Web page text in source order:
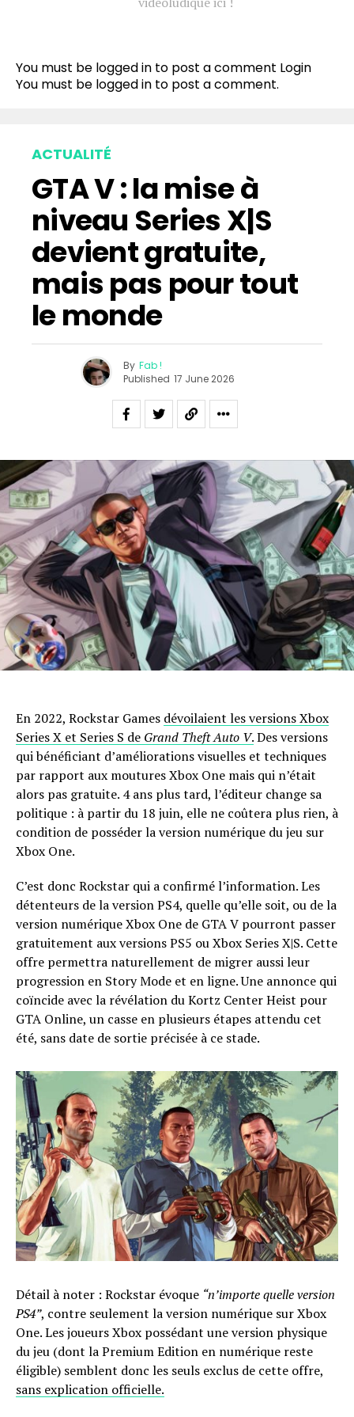
You must be logged in to post a comment Login
You must be logged in to post a comment.
ACTUALITÉ
GTA V : la mise à
niveau Series X|S
devient gratuite,
mais pas pour tout
le monde
By Fab !
Published 17 June 2026
En 2022, Rockstar Games dévoilaient les versions Xbox
Series X et Series S de Grand Theft Auto V.Des versions
qui bénéficiant d’améliorations visuelles et techniques
par rapport aux moutures Xbox One mais qui n’était
alors pas gratuite. 4 ans plus tard, l’éditeur change sa
politique : à partir du 18 juin, elle ne coûtera plus rien, à
condition de posséder la version numérique du jeu sur
Xbox One.
C’est donc Rockstar qui a confirmé l’information. Les
détenteurs de la version PS4, quelle qu’elle soit, ou de la
version numérique Xbox One de GTA V pourront passer
gratuitement aux versions PS5 ou Xbox Series X|S. Cette
offre permettra naturellement de migrer aussi leur
progression en Story Mode et en ligne. Une annonce qui
coïncide avec la révélation du Kortz Center Heist pour
GTA Online, un casse en plusieurs étapes attendu cet
été, sans date de sortie précisée à ce stade.
Détail à noter : Rockstar évoque “n’importe quelle version
PS4”, contre seulement la version numérique sur Xbox
One. Les joueurs Xbox possédant une version physique
du jeu (dont la Premium Edition en numérique reste
éligible) semblent donc les seuls exclus de cette offre,
sans explication officielle.